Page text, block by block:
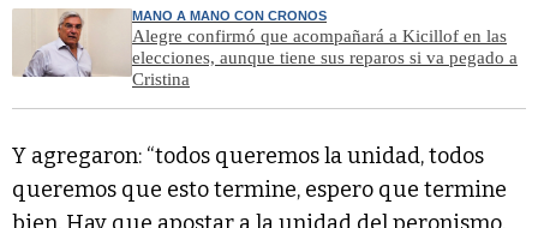
MANO A MANO CON CRONOS
Alegre confirmó que acompañará a Kicillof en las
elecciones, aunque tiene sus reparos si va pegado a
Cristina
Y agregaron: “todos queremos la unidad, todos
queremos que esto termine, espero que termine